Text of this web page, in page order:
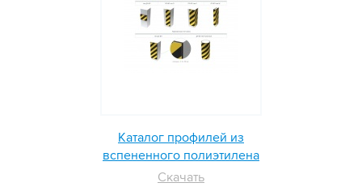
Каталог профилей из
вспененного полиэтилена
Скачать